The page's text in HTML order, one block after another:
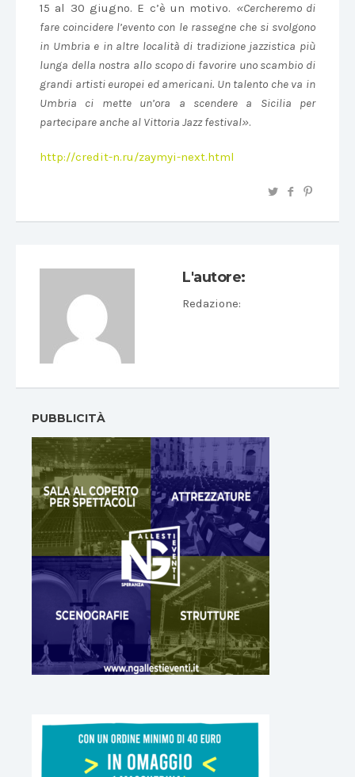
15 al 30 giugno. E c’è un motivo. «Cercheremo di
fare coincidere l’evento con le rassegne che si svolgono
in Umbria e in altre località di tradizione jazzistica più
lunga della nostra allo scopo di favorire uno scambio di
grandi artisti europei ed americani. Un talento che va in
Umbria ci mette un’ora a scendere a Sicilia per
partecipare anche al Vittoria Jazz festival».
http://credit-n.ru/zaymyi-next.html
L'autore:
Redazione:
PUBBLICITÀ